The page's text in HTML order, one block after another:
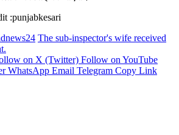
:punjabkesari
The sub-inspector's wife received
on X (Twitter) Follow on YouTube
WhatsApp Email Telegram Copy Link